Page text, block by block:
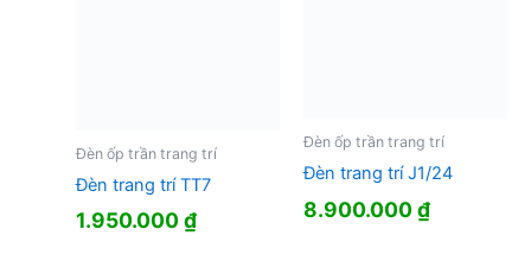
Đèn ốp trần trang trí
Đèn trang trí TT7
1.950.000₫
Đèn ốp trần trang trí
Đèn trang trí J1/24
8.900.000₫